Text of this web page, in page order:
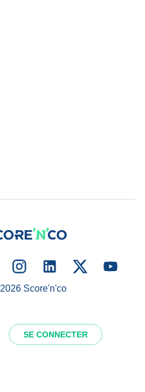
SE CONNECTER
2026Score'n'co